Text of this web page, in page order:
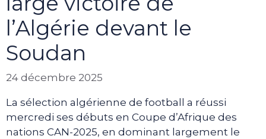
l’Algérie devant le
Soudan
24 décembre 2025
La sélection algérienne de football a réussi
mercredi ses débuts en Coupe d’Afrique des
nations CAN-2025, en dominant largement le